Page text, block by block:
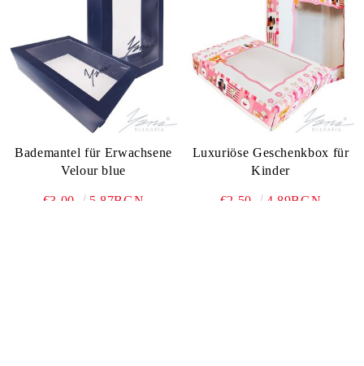
Bademantel für Erwachsene
Velour blue
€3.00 5.87BGN
Luxuriöse Geschenkbox für
Kinder
€2.50 4.89BGN